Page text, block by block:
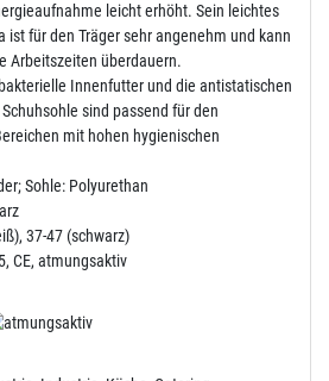
leicht erhöht. Sein leichtes
ist für den Träger sehr angenehm und kann
Arbeitszeiten überdauern.
Innenfutter und die antistatischen
sind passend für den
mit hohen hygienischen
Sohle: Polyurethan
37-47 (schwarz)
CE, atmungsaktiv